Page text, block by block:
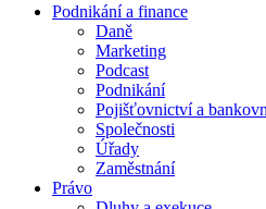
Podnikání a finance
Daně
Marketing
Podcast
Podnikání
Pojišťovnictví a
Společnosti
Úřady
Zaměstnání
Právo